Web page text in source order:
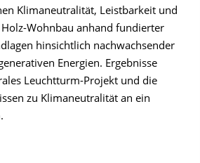
Klimaneutralität, Leistbarkeit und
Wohnbau anhand fundierter
hinsichtlich nachwachsender
Energien. Ergebnisse
Leuchtturm-Projekt und die
zu Klimaneutralität an ein